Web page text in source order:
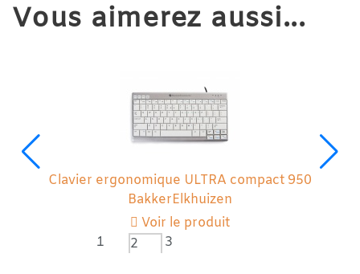
Vous aimerez aussi...
Clavier ergonomique ULTRA compact 950
BakkerElkhuizen
Voir le produit
1
2 3